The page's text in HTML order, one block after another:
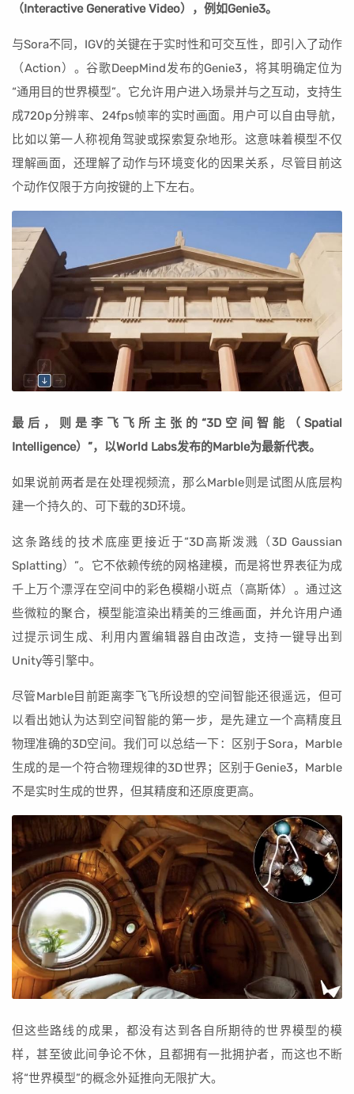
（Interactive Generative Video），例如Genie3。
与Sora不同，IGV的关键在于实时性和可交互性，即引入了动作
（Action）。谷歌DeepMind发布的Genie3，将其明确定位为
“通用目的世界模型”。它允许用户进入场景并与之互动，支持生
成720p分辨率、24fps帧率的实时画面。用户可以自由导航，
比如以第一人称视角驾驶或探索复杂地形。这意味着模型不仅
理解画面，还理解了动作与环境变化的因果关系，尽管目前这
个动作仅限于方向按键的上下左右。
最后，则是李飞飞所主张的“3D空间智能（Spatial
Intelligence）”，以World Labs发布的Marble为最新代表。
如果说前两者是在处理视频流，那么Marble则是试图从底层构
建一个持久的、可下载的3D环境。
这条路线的技术底座更接近于“3D高斯泼溅（3D Gaussian
Splatting）”。它不依赖传统的网格建模，而是将世界表征为成
千上万个漂浮在空间中的彩色模糊小斑点（高斯体）。通过这
些微粒的聚合，模型能渲染出精美的三维画面，并允许用户通
过提示词生成、利用内置编辑器自由改造，支持一键导出到
Unity等引擎中。
尽管Marble目前距离李飞飞所设想的空间智能还很遥远，但可
以看出她认为达到空间智能的第一步，是先建立一个高精度且
物理准确的3D空间。我们可以总结一下：区别于Sora，Marble
生成的是一个符合物理规律的3D世界；区别于Genie3，Marble
不是实时生成的世界，但其精度和还原度更高。
但这些路线的成果，都没有达到各自所期待的世界模型的模
样，甚至彼此间争论不休，且都拥有一批拥护者，而这也不断
将“世界模型”的概念外延推向无限扩大。